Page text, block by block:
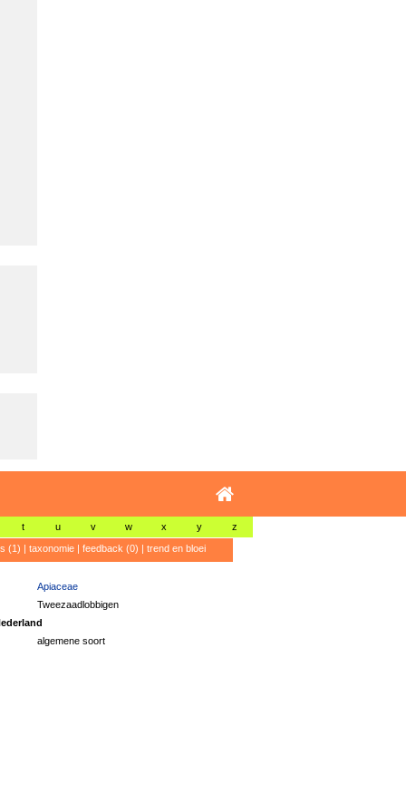
t u v w x y z
(1) | taxonomie| feedback (0) | trend en bloei
Apiaceae
Tweezaadlobbigen
algemene soort